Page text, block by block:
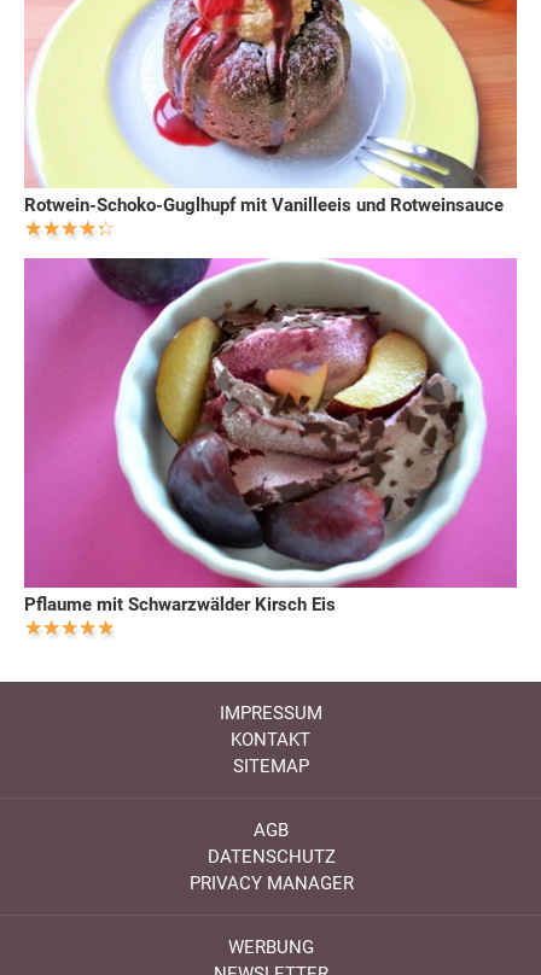
Rotwein-Schoko-Guglhupf mit Vanilleeis und Rotweinsauce
Pflaume mit Schwarzwälder Kirsch Eis
IMPRESSUM
KONTAKT
SITEMAP
AGB
DATENSCHUTZ
PRIVACY MANAGER
WERBUNG